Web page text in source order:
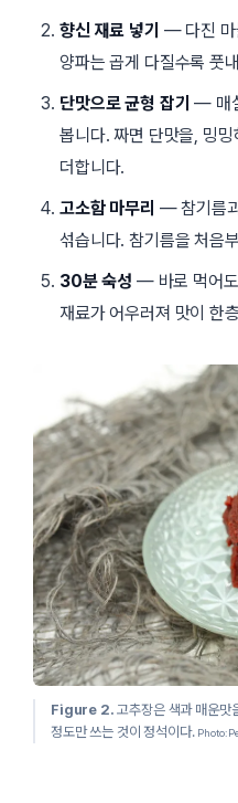
향신 재료 넣기 — 다진 마
양파는 곱게 다질수록 풋
단맛으로 균형 잡기 — 매
봅니다. 짜면 단맛을, 밍
더합니다.
고소함 마무리 — 참기름
섞습니다. 참기름을 처음
30분 숙성 — 바로 먹어
재료가 어우러져 맛이 한
Figure 2. 고추장은 색과 매운맛
정도만 쓰는 것이 정석이다. Photo: